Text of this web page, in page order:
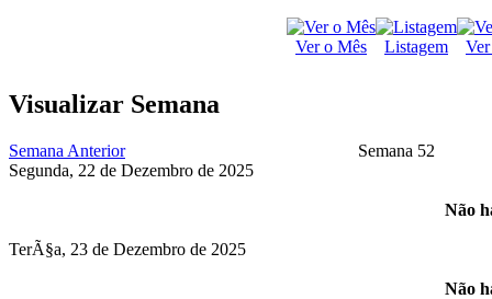
Ver o Mês Listagem
Visualizar Semana
Semana Anterior
Semana 52
Segunda, 22 de Dezembro de 2025
Não
TerÃ§a, 23 de Dezembro de 2025
Não